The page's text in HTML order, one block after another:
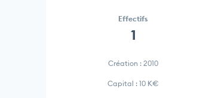
Effectifs
1
Création : 2010
Capital : 10 K€